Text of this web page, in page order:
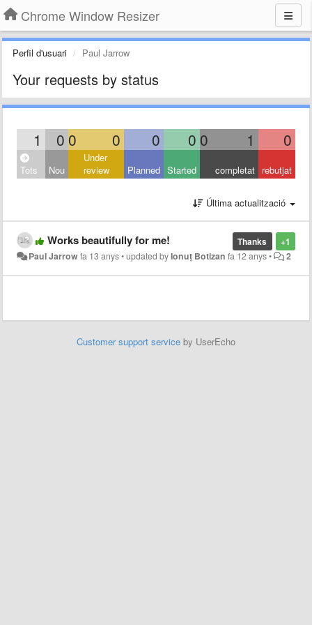
Chrome Window Resizer
Perfil d'usuari Paul Jarrow
Your requests by status
1 0 0 0 0 0 0 1 0
Tots Nou
Under
review
Planned Started completat rebutjat
Última actualització
+1
Thanks
Works beautifully for me!
Paul Jarrowfa 13 anys•updated byIonuț Botizan fa 12 anys• 2
Customer support service by UserEcho